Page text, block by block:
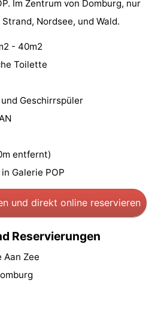
Im Zentrum von Domburg, nur
Nordsee, und Wald.
- 40m2
Toilette
Geschirrspüler
entfernt)
Galerie POP
und direkt online reservieren
Reservierungen
Aan Zee